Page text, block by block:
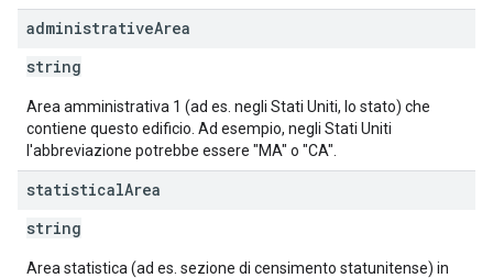
administrativeArea
string
Area amministrativa 1 (ad es. negli Stati Uniti, lo stato) che
contiene questo edificio. Ad esempio, negli Stati Uniti
l'abbreviazione potrebbe essere "MA" o "CA".
statisticalArea
string
Area statistica (ad es. sezione di censimento statunitense) in